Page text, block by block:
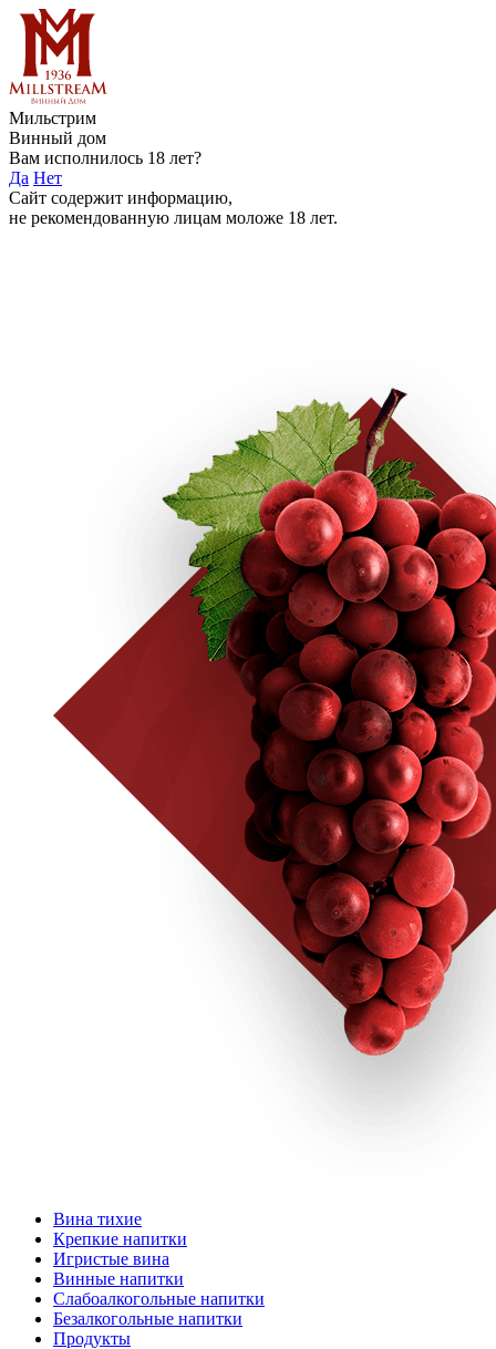
Мильстрим
Винный дом
Вам исполнилось 18 лет?
Да Нет
Сайт содержит информацию,
не рекомендованную лицам моложе 18 лет.
Вина тихие
Крепкие напитки
Игристые вина
Винные напитки
Слабоалкогольные напитки
Безалкогольные напитки
Продукты